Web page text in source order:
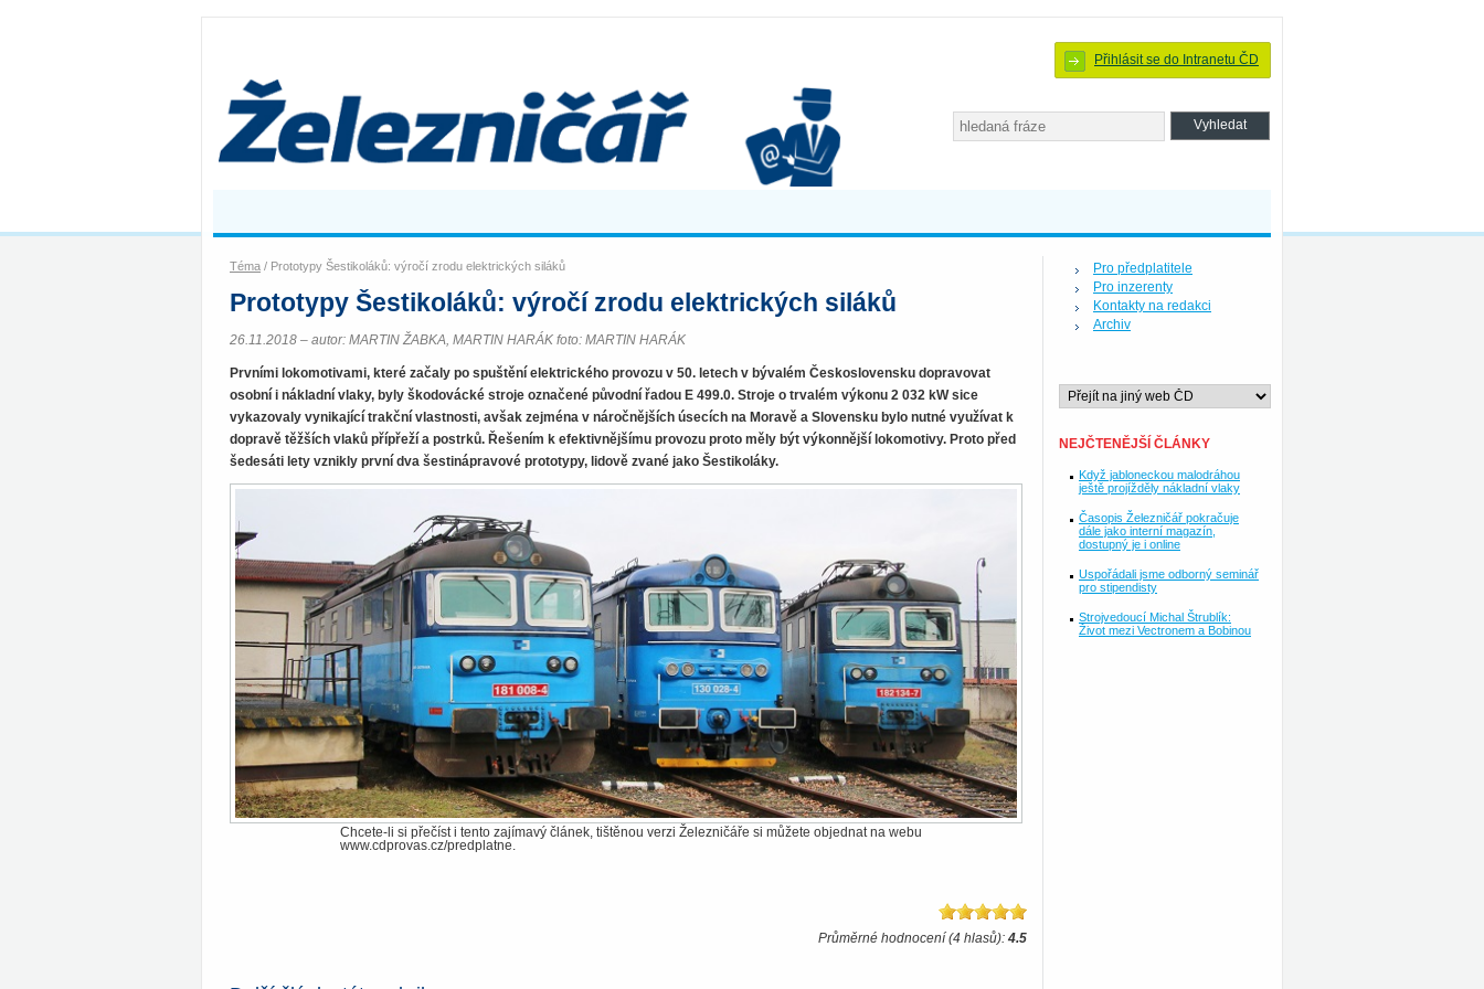
Přihlásit se do Intranetu ČD
Téma / Prototypy Šestikoláků: výročí zrodu elektrických siláků
Prototypy Šestikoláků: výročí zrodu elektrických siláků
26.11.2018 – autor: MARTIN ŽABKA, MARTIN HARÁK foto: MARTIN HARÁK
Prvními lokomotivami, které začaly po spuštění elektrického provozu v 50. letech v bývalém Československu dopravovat
osobní i nákladní vlaky, byly škodovácké stroje označené původní řadou E 499.0. Stroje o trvalém výkonu 2 032 kW sice
vykazovaly vynikající trakční vlastnosti, avšak zejména v náročnějších úsecích na Moravě a Slovensku bylo nutné využívat k
dopravě těžších vlaků přípřeží a postrků. Řešením k efektivnějšímu provozu proto měly být výkonnější lokomotivy. Proto před
šedesáti lety vznikly první dva šestinápravové prototypy, lidově zvané jako Šestikoláky.
Chcete-li si přečíst i tento zajímavý článek, tištěnou verzi Železničáře si můžete objednat na webu
www.cdprovas.cz/predplatne.
Průměrné hodnocení (4 hlasů): 4.5
Pro předplatitele
Pro inzerenty
Kontakty na redakci
Archiv
NEJČTENĚJŠÍ ČLÁNKY
Když jabloneckou malodráhou
ještě projížděly nákladní vlaky
Časopis Železničář pokračuje
dále jako interní magazín,
dostupný je i online
Uspořádali jsme odborný seminář
pro stipendisty
Strojvedoucí Michal Štrublík:
Život mezi Vectronem a Bobinou